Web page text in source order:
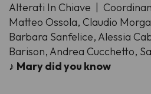
Alterati In Chiave |
Matteo Ossola, Claudio
Barbara Sanfelice, Alessia
Barison, Andrea Cucchetto,
♪ Mary did you know